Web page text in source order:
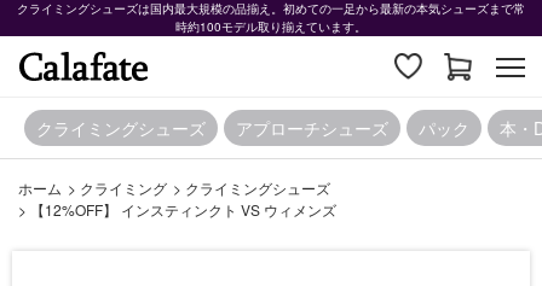
クライミングシューズは国内最大規模の品揃え。初めての一足から最新の本気シューズまで常
時約100モデル取り揃えています。
クライミングシューズ アプローチシューズ パック 本・
ホーム > クライミング > クライミングシューズ
>
【12%OFF】 インスティンクト VS ウィメンズ